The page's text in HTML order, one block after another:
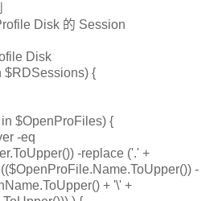
Disk 的 Session
Disk
$RDSessions) {
$OpenProFiles) {
-eq
-replace ('.' +
-
+ '\' +